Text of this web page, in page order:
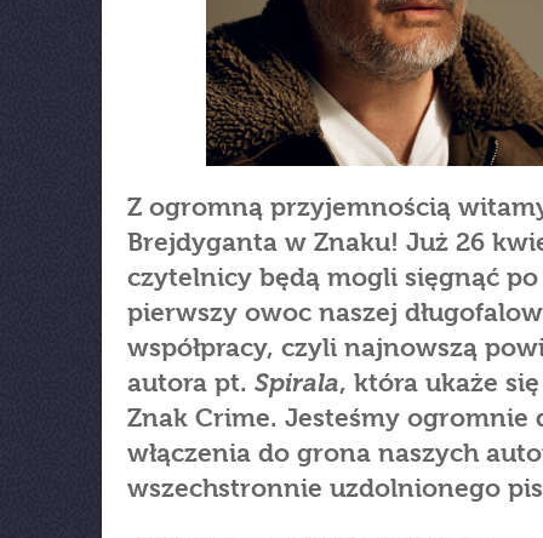
Z ogromną przyjemnością
Brejdyganta w Znaku! Już 26
czytelnicy będą mogli sięgnąć po
pierwszy owoc naszej
współpracy, czyli najnowszą
autora pt. Spirala, która ukaże
Znak Crime. Jesteśmy ogromnie
włączenia do grona naszych
wszechstronnie uzdolnionego